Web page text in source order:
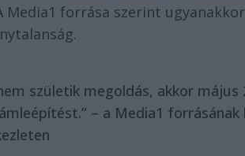
Media1 forrása szerint
születik megoldás, akkor
– a Media1